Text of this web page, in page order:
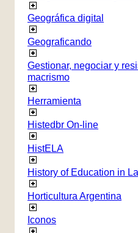
Geográfica digital
Geograficando
Gestionar, negociar y
macrismo
Herramienta
Histedbr On-line
HistELA
History of Education in
Horticultura Argentina
Iconos